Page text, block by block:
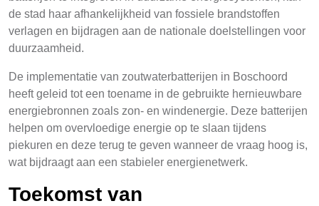
de stad haar afhankelijkheid van fossiele brandstoffen
verlagen en bijdragen aan de nationale doelstellingen voor
duurzaamheid.
De implementatie van zoutwaterbatterijen in Boschoord
heeft geleid tot een toename in de gebruikte hernieuwbare
energiebronnen zoals zon- en windenergie. Deze batterijen
helpen om overvloedige energie op te slaan tijdens
piekuren en deze terug te geven wanneer de vraag hoog is,
wat bijdraagt aan een stabieler energienetwerk.
Toekomst van